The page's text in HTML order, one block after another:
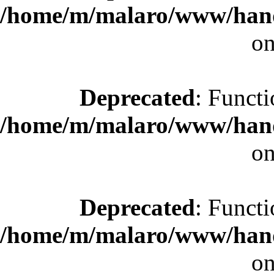
/home/m/malaro/www/
Deprecated:
/home/m/malaro/www/
Deprecated:
/home/m/malaro/www/